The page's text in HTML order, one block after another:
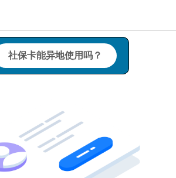
社保卡能异地使用吗？